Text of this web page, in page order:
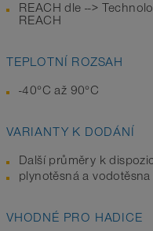
REACH dle -->
REACH
TEPLOTNÍ ROZSAH
-40°C až 90°C
VARIANTY K DODÁNÍ
Další průměry k
plynotěsná a
VHODNÉ PRO HADICE